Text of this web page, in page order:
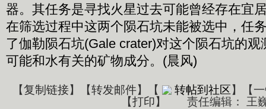
器。其任务是寻找火星过去可能曾经存在宜
在筛选过程中这两个陨石坑未能被选中，任
了伽勒陨石坑(Gale crater)对这个陨石坑的
可能和水有关的矿物成分。(晨风)
【复制链接】【转发邮件】 【 转帖到社区】【
【打印】 责任编辑： 王